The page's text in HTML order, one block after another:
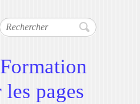
Rechercher
pages